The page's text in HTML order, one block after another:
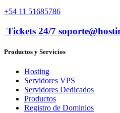
+54 11 51685786
Tickets 24/7
Productos y Servicios
Hosting
Servidores VPS
Servidores Dedicados
Productos
Registro de Dominios